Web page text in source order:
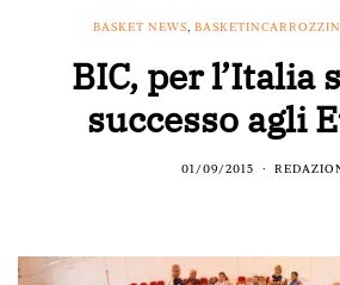
BASKET NEWS,
BIC, per l’Italia
successo agli
01/09/2015